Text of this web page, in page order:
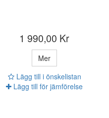
1 990,00 Kr
Mer
Lägg till i önskelistan
Lägg till för jämförelse